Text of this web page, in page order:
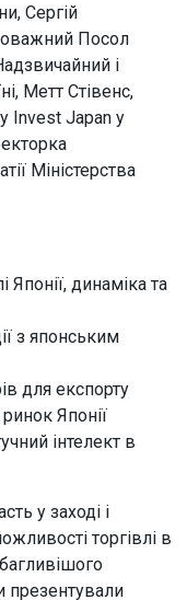
Сергій
Посол
і
Метт Стівенс,
Invest Japan у
Міністерства
Японії, динаміка та
з японським
для експорту
Японії
інтелект в
у заході і
торгівлі в
презентували